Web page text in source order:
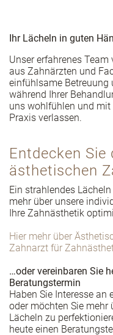
Ihr Lächeln in guten
Unser erfahrenes Team
aus Zahnärzten und
einfühlsame Betreuung
während Ihrer
uns wohlfühlen und mit
Praxis verlassen.
Entdecken
ästhetischen
Ein strahlendes
mehr über unsere
Ihre Zahnästhetik
Hier mehr über
Zahnarzt für
…oder vereinbaren Sie
Beratungstermin
Haben Sie Interesse
oder möchten Sie mehr
Lächeln zu
heute einen